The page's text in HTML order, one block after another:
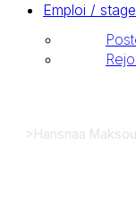
Emploi /
>Hansnaa